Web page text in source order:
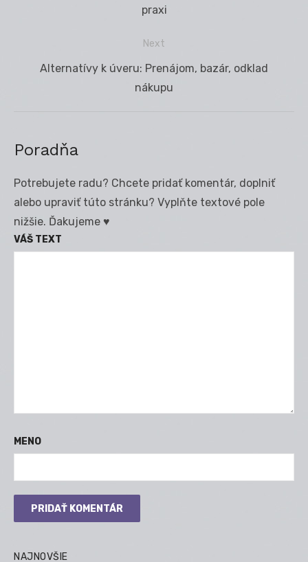
praxi
Next
NextAlternatívy k úveru: Prenájom, bazár, odklad
nákupu
Poradňa
Potrebujete radu? Chcete pridať komentár, doplniť
alebo upraviť túto stránku? Vyplňte textové pole
nižšie. Ďakujeme ♥
VÁŠ TEXT
MENO
NAJNOVŠIE